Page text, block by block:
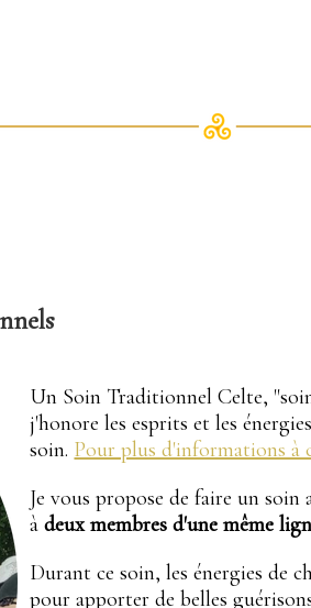
Un Soin Traditionnel Celte,
j'honore les esprits et les
soin. Pour plus d'informations à
Je vous propose de faire un
àdeux membres d'une même
Durant ce soin, les énergies de
pour apporter de belles